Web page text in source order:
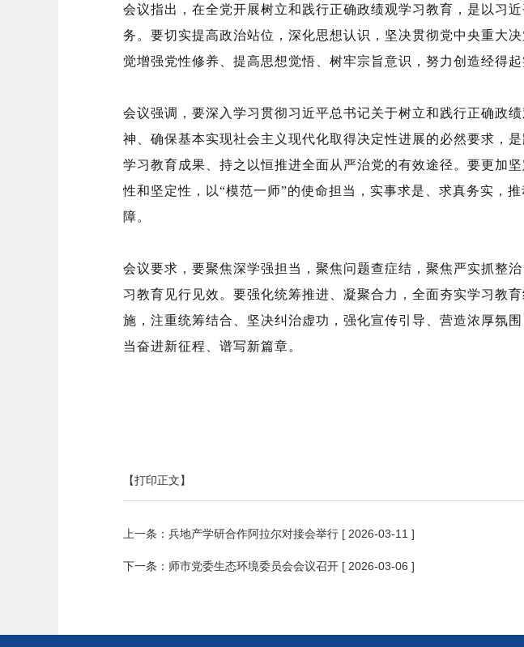
会议指出，在全党开展树立和践行正确政绩观学习教育，是以习
务。要切实提高政治站位，深化思想认识，坚决贯彻党中央重大
觉增强党性修养、提高思想觉悟、树牢宗旨意识，努力创造经得
会议强调，要深入学习贯彻习近平总书记关于树立和践行正确政
神、确保基本实现社会主义现代化取得决定性进展的必然要求，
学习教育成果、持之以恒推进全面从严治党的有效途径。要更加坚
性和坚定性，以“模范一师”的使命担当，实事求是、求真务实，
障。
会议要求，要聚焦深学强担当，聚焦问题查症结，聚焦严实抓整
习教育见行见效。 要强化统筹推进、凝聚合力，全面夯实学习教
施，注重统筹结合、坚决纠治虚功 ，强化宣传引导、营造浓厚氛
当奋进新征程、谱写新篇章。
【打印正文】
上一条： 兵地产学研合作阿拉尔对接会举行 [ 2026-03-11 ]
下一条： 师市党委生态环境委员会会议召开 [ 2026-03-06 ]